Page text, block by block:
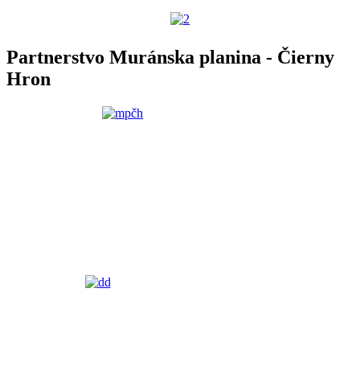
Partnerstvo Muránska planina - Čierny
Hron